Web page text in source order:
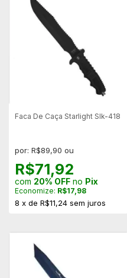
Faca De Caça Starlight Slk-418
por: R$89,90 ou
R$71,92
com 20% OFF no Pix
Economize: R$17,98
8 x de R$11,24 sem juros